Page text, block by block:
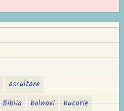
ascultare
Biblia bolnavi
bucurie